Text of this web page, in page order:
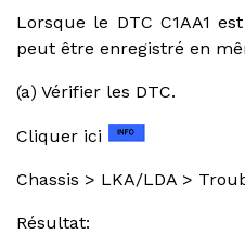
Lorsque le DTC C1AA1
peut être enregistré en
(a) Vérifier les DTC.
Cliquer ici
Chassis > LKA/LDA >
Résultat: